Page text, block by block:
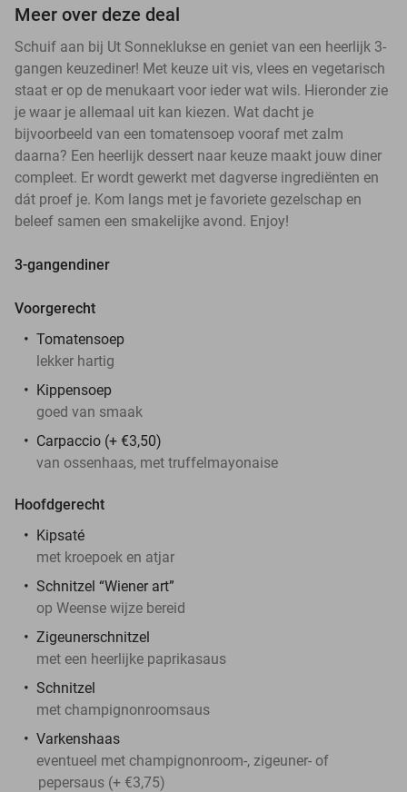
Meer over deze deal
Schuif aan bij Ut Sonneklukse en geniet van een heerlijk 3-
gangen keuzediner! Met keuze uit vis, vlees en vegetarisch
staat er op de menukaart voor ieder wat wils. Hieronder zie
je waar je allemaal uit kan kiezen. Wat dacht je
bijvoorbeeld van een tomatensoep vooraf met zalm
daarna? Een heerlijk dessert naar keuze maakt jouw diner
compleet. Er wordt gewerkt met dagverse ingrediënten en
dát proef je. Kom langs met je favoriete gezelschap en
beleef samen een smakelijke avond. Enjoy!
3-gangendiner
Voorgerecht
Tomatensoep
lekker hartig
Kippensoep
goed van smaak
Carpaccio (+ €3,50)
van ossenhaas, met truffelmayonaise
Hoofdgerecht
Kipsaté
met kroepoek en atjar
Schnitzel “Wiener art”
op Weense wijze bereid
Zigeunerschnitzel
met een heerlijke paprikasaus
Schnitzel
met champignonroomsaus
Varkenshaas
eventueel met champignonroom-, zigeuner- of
pepersaus (+ €3,75)